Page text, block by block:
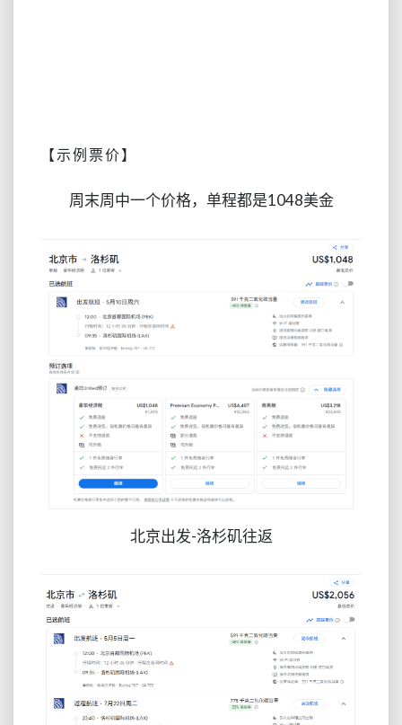
【示例票价】
周末周中一个价格，单程都是1048美金
北京出发-洛杉矶往返